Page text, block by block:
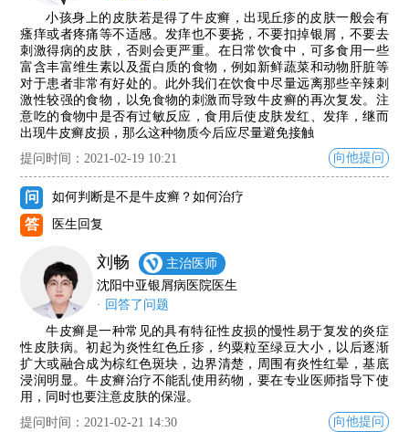
小孩身上的皮肤若是得了牛皮癣，出现丘疹的皮肤一般会有
瘙痒或者疼痛等不适感。发痒也不要挠，不要扣掉银屑，不要去
刺激得病的皮肤，否则会更严重。在日常饮食中，可多食用一些
富含丰富维生素以及蛋白质的食物，例如新鲜蔬菜和动物肝脏等
对于患者非常有好处的。此外我们在饮食中尽量远离那些辛辣刺
激性较强的食物，以免食物的刺激而导致牛皮癣的再次复发。注
意吃的食物中是否有过敏反应，食用后使皮肤发红、发痒，继而
出现牛皮癣皮损，那么这种物质今后应尽量避免接触
提问时间：2021-02-19 10:21
向他提问
问 如何判断是不是牛皮癣？如何治疗
答 医生回复
刘畅
主治医师
沈阳中亚银屑病医院医生
· 回答了问题
牛皮癣是一种常见的具有特征性皮损的慢性易于复发的炎症
性皮肤病。初起为炎性红色丘疹，约粟粒至绿豆大小，以后逐渐
扩大或融合成为棕红色斑块，边界清楚，周围有炎性红晕，基底
浸润明显。牛皮癣治疗不能乱使用药物，要在专业医师指导下使
用，同时也要注意皮肤的保湿。
提问时间：2021-02-21 14:30
向他提问